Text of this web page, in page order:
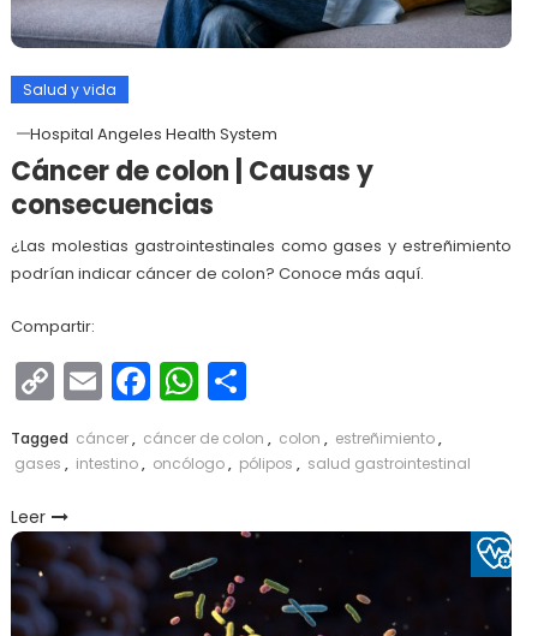
Salud y vida
Hospital Angeles Health System
Cáncer de colon | Causas y
consecuencias
¿Las molestias gastrointestinales como gases y estreñimiento
podrían indicar cáncer de colon? Conoce más aquí.
Compartir:
Copy
Link
EmailFacebook
WhatsApp
Compartir
Tagged cáncer, cáncer de colon , colon , estreñimiento,
gases , intestino, oncólogo, pólipos , salud gastrointestinal
Leer